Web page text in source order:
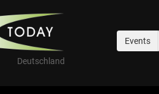
Deutschland
Events